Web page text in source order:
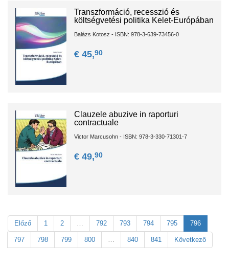
Transzformáció, recesszió és
költségvetési politika Kelet-Európában
Balázs Kotosz - ISBN: 978-3-639-73456-0
€ 45,90
Clauzele abuzive in raporturi
contractuale
Victor Marcusohn - ISBN: 978-3-330-71301-7
€ 49,90
Előző 1 2 792 793 794 795 796
797 798 799 800 840 841 Következő